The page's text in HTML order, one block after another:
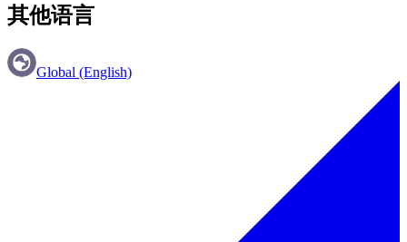
其他语言
Global (English)